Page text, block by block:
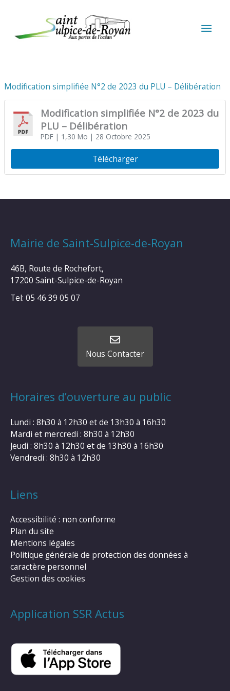
Modification simplifiée N°2 de 2023 du PLU – Délibération
Modification simplifiée N°2 de 2023 du
PLU – Délibération
PDF| 1,30 Mo | 28 Octobre 2025
Télécharger
Mairie de Saint-Sulpice-de-Royan
46B, Route de Rochefort,
17200 Saint-Sulpice-de-Royan
Tel: 05 46 39 05 07
Nous Contacter
Horaires d’ouverture au public
Lundi : 8h30 à 12h30 et de 13h30 à 16h30
Mardi et mercredi : 8h30 à 12h30
Jeudi : 8h30 à 12h30 et de 13h30 à 16h30
Vendredi : 8h30 à 12h30
Liens
Accessibilité : non conforme
Plan du site
Mentions légales
Politique générale de protection des données à
caractère personnel
Gestion des cookies
Application SSR Actus